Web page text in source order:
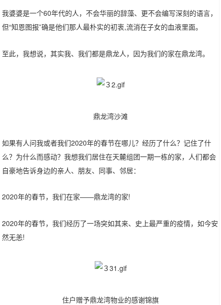
我婆婆是一个60年代的人，不会华丽的辞藻、更不会编写深刻的语言，
但“知恩图报”确是他们那人最朴实的初衷,流消在子女的血液里面。
至此，我想说，其实我、我们都是鼎龙人，因为我们的家在鼎龙湾。
鼎龙湾沙滩
如果有人问我或者我们2020年的春节在哪儿？经历了什么？记住了什
么？为什么而感动？我想我们居住在天麓组团一期一栋的家，人们都会
自豪地告诉身边的亲人、朋友、同事、邻居：
2020年的春节，我们在家——鼎龙湾的家!
2020年的春节，我们经历了一场突如其来、史上最严重的疫情，如今安
然无恙!
住户赠予鼎龙湾物业的感谢锦旗